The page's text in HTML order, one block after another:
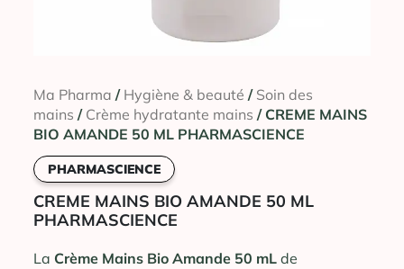
Ma Pharma / Hygiène & beauté / Soin des
mains / Crème hydratante mains / CREME MAINS
BIO AMANDE 50 ML PHARMASCIENCE
PHARMASCIENCE
CREME MAINS BIO AMANDE 50 ML
PHARMASCIENCE
La Crème Mains Bio Amande 50 mL de